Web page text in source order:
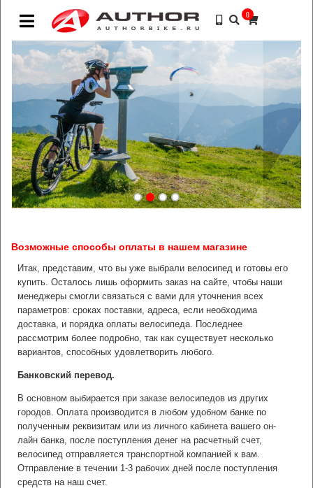
0
Возможные способы оплаты в нашем магазине
Итак, представим, что вы уже выбрали велосипед и готовы его
купить. Осталось лишь оформить заказ на сайте, чтобы наши
менеджеры смогли связаться с вами для уточнения всех
параметров: сроках поставки, адреса, если необходима
доставка, и порядка оплаты велосипеда. Последнее
рассмотрим более подробно, так как существует несколько
вариантов, способных удовлетворить любого.
Банковский перевод.
В основном выбирается при заказе велосипедов из других
городов. Оплата производится в любом удобном банке по
полученным реквизитам или из личного кабинета вашего он-
лайн банка, после поступления денег на расчетный счет,
велосипед отправляется транспортной компанией к вам.
Отправление в течении 1-3 рабочих дней после поступления
средств на наш счет.